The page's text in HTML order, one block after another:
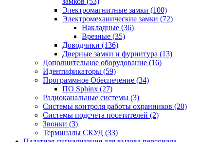
Электромагнитные замки (100)
Электромеханические замки (72)
Накладные (36)
Врезные (35)
Доводчики (136)
Дверные замки и фурнитура (13)
Дополнительное оборудование (16)
Идентификаторы (59)
Программное Обеспечение (34)
ПО Sphinx (27)
Радиоканальные системы (3)
Системы контроля работы охранников (20)
Системы подсчета посетителей (2)
Звонки (3)
Терминалы СКУД (33)